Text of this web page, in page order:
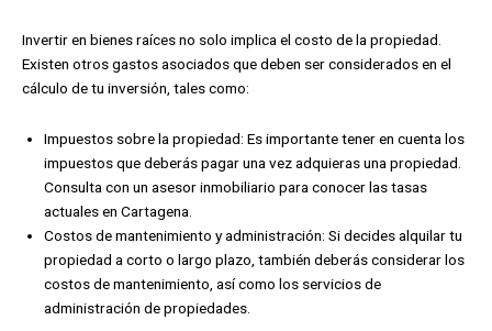
Invertir en bienes raíces no solo implica el costo de la propiedad.
Existen otros gastos asociados que deben ser considerados en el
cálculo de tu inversión, tales como:
Impuestos sobre la propiedad: Es importante tener en cuenta los
impuestos que deberás pagar una vez adquieras una propiedad.
Consulta con un asesor inmobiliario para conocer las tasas
actuales en Cartagena.
Costos de mantenimiento y administración: Si decides alquilar tu
propiedad a corto o largo plazo, también deberás considerar los
costos de mantenimiento, así como los servicios de
administración de propiedades.